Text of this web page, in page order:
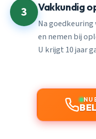
3 Vakkundig
Na
en nemen bij
U krijgt 10 jaar
NU